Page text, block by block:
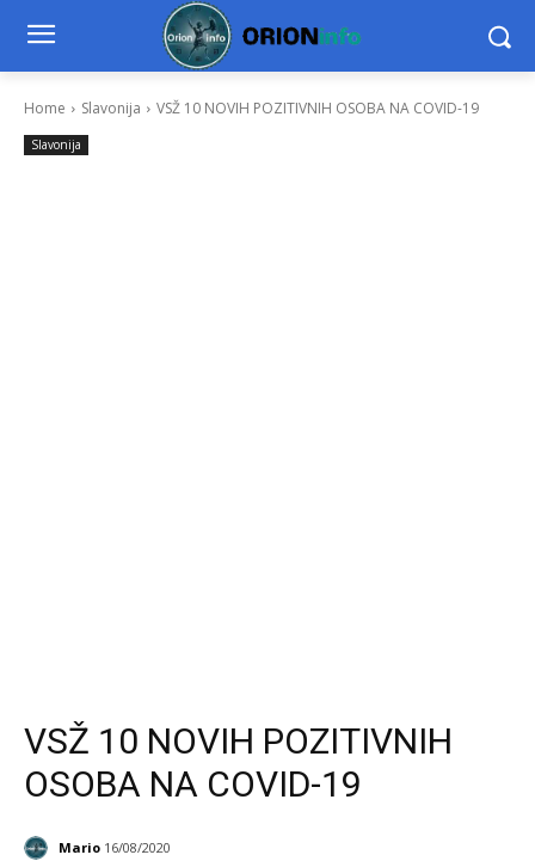
Home Slavonija VSŽ 10 NOVIH POZITIVNIH OSOBA NA COVID-19
Slavonija
VSŽ 10 NOVIH POZITIVNIH
OSOBA NA COVID-19
Mario 16/08/2020